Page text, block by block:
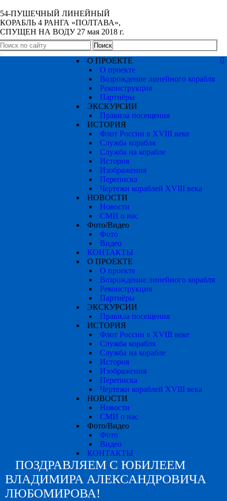
54-ПУШЕЧНЫЙ ЛИНЕЙНЫЙ
КОРАБЛЬ 4 РАНГА «ПОЛТАВА»,
СПУЩЕН НА ВОДУ 27 мая 2018 г.
Toggle
О ПРОЕКТЕ
О проекте
Возрождение линейного корабля
Реконструкция
Партнёры
ЭКСКУРСИИ
Правила посещения
ИСТОРИЯ
Флот России в XVIII веке
Служба корабля
Служба на корабле
История
Изображения
Переписка
Чертежи кораблей XVIII века
НОВОСТИ
Новости
СМИ о нас
Фото/Видео
Фото
Видео
КОНТАКТЫ
О ПРОЕКТЕ
О проекте
Возрождение линейного корабля
Реконструкция
Партнёры
ЭКСКУРСИИ
Правила посещения
ИСТОРИЯ
Флот России в XVIII веке
Служба корабля
Служба на корабле
История
Изображения
Переписка
Чертежи кораблей XVIII века
НОВОСТИ
Новости
СМИ о нас
Фото/Видео
Фото
Видео
КОНТАКТЫ
ПОЗДРАВЛЯЕМ С ЮБИЛЕЕМ
ВЛАДИМИРА АЛЕКСАНДРОВИЧА
ЛЮБОМИРОВА!